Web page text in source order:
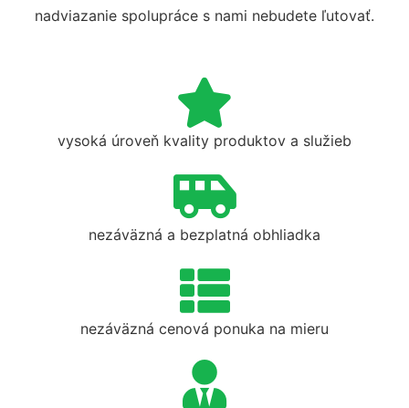
nadviazanie spolupráce s nami nebudete ľutovať.
vysoká úroveň kvality produktov a služieb
nezáväzná a bezplatná obhliadka
nezáväzná cenová ponuka na mieru